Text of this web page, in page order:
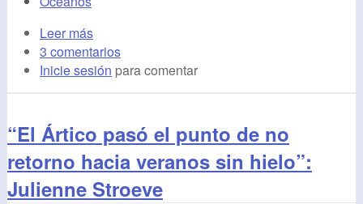
Leer más
3 comentarios
Inicie sesión para comentar
“El Ártico pasó el punto de no
retorno hacia veranos sin hielo”:
Julienne Stroeve